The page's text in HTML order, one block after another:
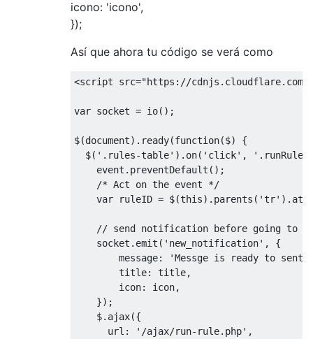
icono: 'icono',
});
Así que ahora tu código se verá como
<script src="https://
var socket = io();
$(document).ready(function($) {
$('.rules-table').on('click',
    event.preventDefault();
    /* Act on the event */
var ruleID =
// send notification before going to
    socket.emit('new_notification', {
message: 'Messge is ready to
        title: title,
        icon: icon,
    });
    $.ajax({
      url: '/ajax/run-rule.php',